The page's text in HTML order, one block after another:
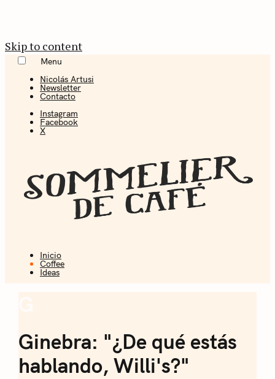
Skip to content
Menu
Nicolás Artusi
Newsletter
Contacto
Instagram
Facebook
X
Café
Coffee + Ideas
Inicio
Coffee
Ideas
Ginebra: "¿De qué estás
hablando, Willi's?"